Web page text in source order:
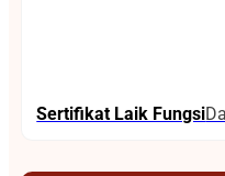
Sertifikat Laik Fungsi